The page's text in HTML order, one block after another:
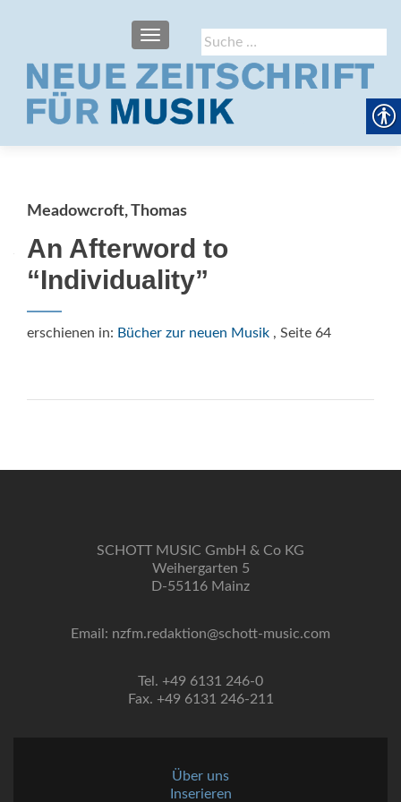
Suche
nach:
SCHALTE NAVIGATION
Meadowcroft, Thomas
An Afterword to
“Individuality”
erschienen in: Bücher zur neuen Musik , Seite 64
SCHOTT MUSIC GmbH & Co KG
Weihergarten 5
D-55116 Mainz
Email: nzfm.redaktion@schott-music.com
Tel. +49 6131 246-0
Fax. +49 6131 246-211
Über uns
Inserieren